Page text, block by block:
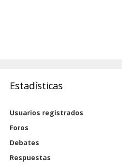
Estadísticas
Usuarios registrados
Foros
Debates
Respuestas